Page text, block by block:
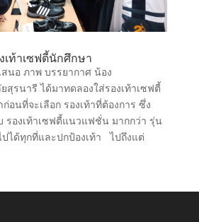
เท้าเซฟตี้นักศึกษา
นอ ภาพ บรรยากาศ น้อง
สุรนารี ได้มาทดลองใส่รองเท้าเซฟตี้
ก่อนที่จะเลือก รองเท้าที่ต้องการ ซึ่ง
รองเท้าเซฟตี้แนวแฟชั่น มากกว่า รุ่น
ปได้ทุกที่และปกป้องเท้า ไปถึงแต่